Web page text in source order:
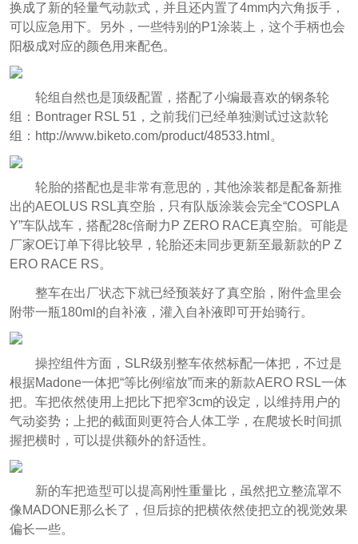
换成了新的轻量气动款式，并且还内置了4mm内六角扳手，
可以应急用下。另外，一些特别的P1涂装上，这个手柄也会
阳极成对应的颜色用来配色。
轮组自然也是顶级配置，搭配了小编最喜欢的钢条轮
组：Bontrager RSL 51，之前我们已经单独测试过这款轮
组：http://www.biketo.com/product/48533.html。
轮胎的搭配也是非常有意思的，其他涂装都是配备新推
出的AEOLUS RSL真空胎，只有队版涂装会完全“COSPLA
Y”车队战车，搭配28c倍耐力P ZERO RACE真空胎。可能是
厂家OE订单下得比较早，轮胎还未同步更新至最新款的P Z
ERO RACE RS。
整车在出厂状态下就已经预装好了真空胎，附件盒里会
附带一瓶180ml的自补液，灌入自补液即可开始骑行。
操控组件方面，SLR级别整车依然标配一体把，不过是
根据Madone一体把“等比例缩放”而来的新款AERO RSL一体
把。车把依然使用上把比下把窄3cm的设定，以维持用户的
气动姿势；上把的截面则更符合人体工学，在爬坡长时间抓
握把横时，可以提供额外的舒适性。
新的车把造型可以提高刚性重量比，虽然把立整流罩不
像MADONE那么长了，但后掠的把横依然使把立的视觉效果
偏长一些。